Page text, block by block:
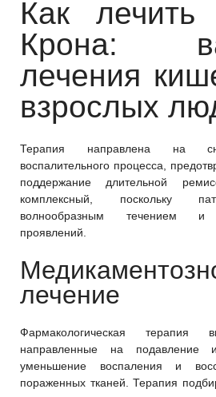
Как лечить
Крона:
лечения
взрослых
Терапия направлена на
воспалительного процесса,
поддержание длительной
комплексный, поскольку
волнообразным течением и
проявлений.
лечение
Фармакологическая терапия
направленные на подавление
уменьшение воспаления и
пораженных тканей. Терапия